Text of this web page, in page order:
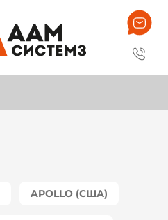
APOLLO (США)